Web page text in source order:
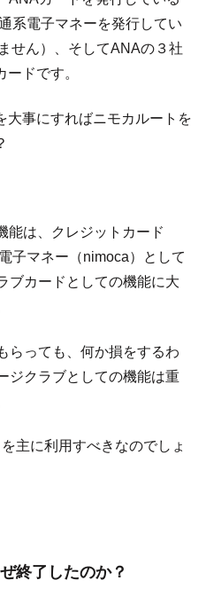
系電子マネーを発行してい
せん）、そしてANAの３社
ドです。
大事にすればニモカルートを
能は、クレジットカード
子マネー（nimoca）として
ブカードとしての機能に大
らっても、何か損をするわ
ジクラブとしての機能は重
主に利用すべきなのでしょ
終了したのか？